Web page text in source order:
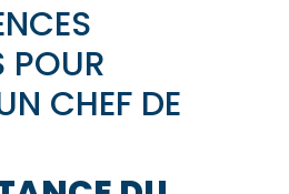
POUR
CHEF DE